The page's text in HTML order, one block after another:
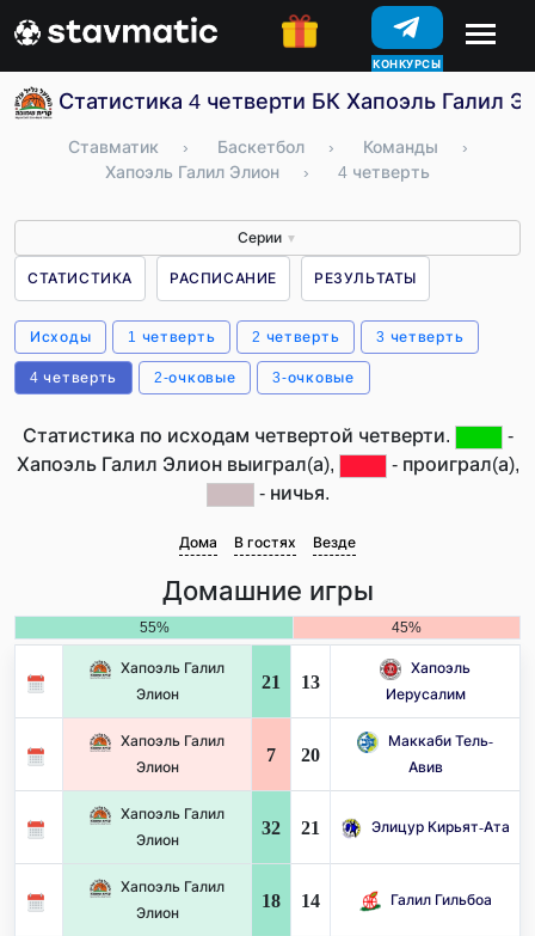
КОНКУРСЫ
Статистика 4 четверти БК Хапоэль Галил
Ставматик › Баскетбол › Команды
›
Хапоэль Галил Элион
› 4 четверть
Серии ▼
СТАТИСТИКА РАСПИСАНИЕ РЕЗУЛЬТАТЫ
Исходы 1 четверть 2 четверть 3 четверть
4 четверть 2-очковые 3-очковые
Статистика по исходам четвертой четверти.
-
Хапоэль Галил Элион выиграл(а),
- проиграл(а),
- ничья.
Дома В гостях Везде
Домашние игры
55% 45%
Хапоэль Галил
Элион
21 13
Хапоэль
Иерусалим
Хапоэль Галил
Элион
7 20
Маккаби Тель-
Авив
Хапоэль Галил
Элион
32 21 Элицур Кирьят-Ата
Хапоэль Галил
Элион
18 14 Галил Гильбоа